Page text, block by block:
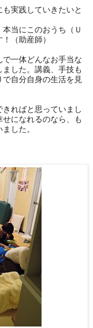
も実践していきたいと
当にこのおうち（Ｕ
（助産師）
で一体どんなお手当な
した。講義、手技も
自分自身の生活を見
ればと思っていまし
になれるのなら、も
した。